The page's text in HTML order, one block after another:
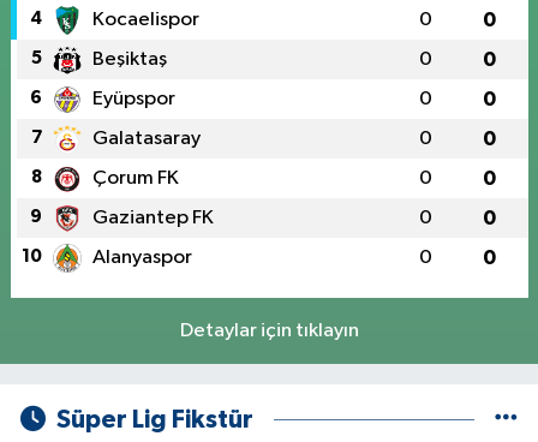
4 Kocaelispor 0 0
5 Beşiktaş 0 0
6 Eyüpspor 0 0
7 Galatasaray 0 0
8 Çorum FK 0 0
9 Gaziantep FK 0 0
10 Alanyaspor 0 0
Detaylar için tıklayın
Süper Lig Fikstür